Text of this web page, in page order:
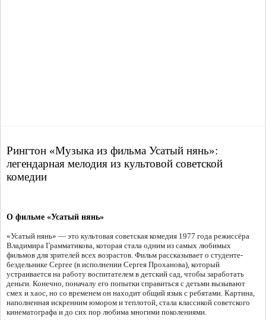
Рингтон «Музыка из фильма Усатый нянь»:
легендарная мелодия из культовой советской
комедии
О фильме «Усатый нянь»
«Усатый нянь» — это культовая советская комедия 1977 года режиссёра
Владимира Грамматикова, которая стала одним из самых любимых
фильмов для зрителей всех возрастов. Фильм рассказывает о студенте-
бездельнике Сергее (в исполнении Сергея Проханова), который
устраивается на работу воспитателем в детский сад, чтобы заработать
деньги. Конечно, поначалу его попытки справиться с детьми вызывают
смех и хаос, но со временем он находит общий язык с ребятами. Картина,
наполненная искренним юмором и теплотой, стала классикой советского
кинематографа и до сих пор любима многими поколениями.